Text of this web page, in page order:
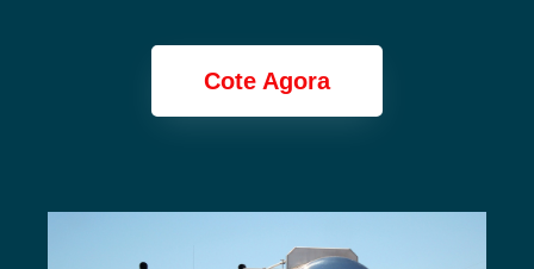
Cote Agora